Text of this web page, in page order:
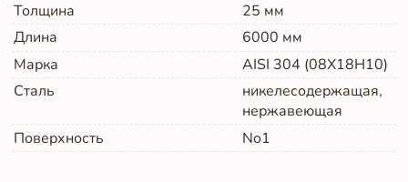
Толщина
25 мм
Длина
6000 мм
Марка
AISI 304 (08Х18Н10)
Сталь
никелесодержащая,
нержавеющая
Поверхность
No1